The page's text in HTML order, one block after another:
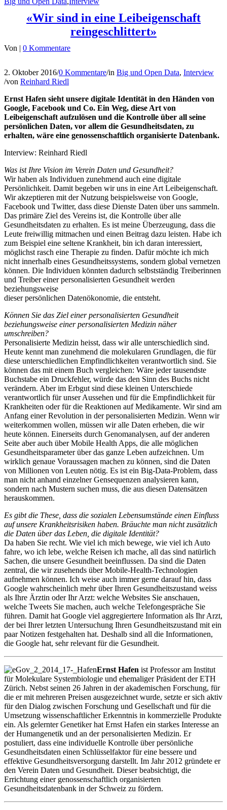
«Wir sind in eine Leibeigenschaft
reingeschlittert»
Von | 0 Kommentare
2. Oktober 2016/0 Kommentare/in Big und Open Data, Interview
/von Reinhard Riedl
Ernst Hafen sieht unsere digitale Identität in den Händen von
Google, Facebook und Co. Ein Weg, diese Art von
Leibeigenschaft aufzulösen und die Kontrolle über all seine
persönlichen Daten, vor allem die Gesundheitsdaten, zu
erhalten, wäre eine genossenschaftlich organisierte Datenbank.
Interview: Reinhard Riedl
Was ist Ihre Vision im Verein Daten und Gesundheit?
Wir haben als Individuen zunehmend auch eine digitale
Persönlichkeit. Damit begeben wir uns in eine Art Leibeigenschaft.
Wir akzeptieren mit der Nutzung beispielsweise von Google,
Facebook und Twitter, dass diese Dienste Daten über uns sammeln.
Das primäre Ziel des Vereins ist, die Kontrolle über alle
Gesundheitsdaten zu erhalten. Es ist meine Überzeugung, dass die
Leute freiwillig mitmachen und einen Beitrag dazu leisten. Habe ich
zum Beispiel eine seltene Krankheit, bin ich daran interessiert,
möglichst rasch eine Therapie zu finden. Dafür möchte ich mich
nicht innerhalb eines Gesundheitssystems, sondern global vernetzen
können. Die Individuen könnten dadurch selbstständig Treiberinnen
und Treiber einer personalisierten Gesundheit werden
beziehungsweise
dieser persönlichen Datenökonomie, die entsteht.
Können Sie das Ziel einer personalisierten Gesundheit
beziehungsweise einer personalisierten Medizin näher
umschreiben?
Personalisierte Medizin heisst, dass wir alle unterschiedlich sind.
Heute kennt man zunehmend die molekularen Grundlagen, die für
diese unterschiedlichen Empfindlichkeiten verantwortlich sind. Sie
können das mit einem Buch vergleichen: Wäre jeder tausendste
Buchstabe ein Druckfehler, würde das den Sinn des Buchs nicht
verändern. Aber im Erbgut sind diese kleinen Unterschiede
verantwortlich für unser Aussehen und für die Empfindlichkeit für
Krankheiten oder für die Reaktionen auf Medikamente. Wir sind am
Anfang einer Revolution in der personalisierten Medizin. Wenn wir
weiterkommen wollen, müssen wir alle Daten erheben, die wir
heute können. Einerseits durch Genomanalysen, auf der anderen
Seite aber auch über Mobile Health Apps, die alle möglichen
Gesundheitsparameter über das ganze Leben aufzeichnen. Um
wirklich genaue Voraussagen machen zu können, sind die Daten
von Millionen von Leuten nötig. Es ist ein Big-Data-Problem, dass
man nicht anhand einzelner Gensequenzen analysieren kann,
sondern nach Mustern suchen muss, die aus diesen Datensätzen
herauskommen.
Es gibt die These, dass die sozialen Lebensumstände einen Einfluss
auf unsere Krankheitsrisiken haben. Bräuchte man nicht zusätzlich
die Daten über das Leben, die digitale Identität?
Da haben Sie recht. Wie viel ich mich bewege, wie viel ich Auto
fahre, wo ich lebe, welche Reisen ich mache, all das sind natürlich
Sachen, die unsere Gesundheit beeinflussen. Da sind die Daten
zentral, die wir zusehends über Mobile-Health-Technologien
aufnehmen können. Ich weise auch immer gerne darauf hin, dass
Google wahrscheinlich mehr über Ihren Gesundheitszustand weiss
als Ihre Ärztin oder Ihr Arzt: welche Websites Sie anschauen,
welche Tweets Sie machen, auch welche Telefongespräche Sie
führen. Damit hat Google viel aggregiertere Information als Ihr Arzt,
der bei Ihrer letzten Untersuchung Ihren Gesundheitszustand mit ein
paar Notizen festgehalten hat. Deshalb sind all die Informationen,
die Google hat, sehr relevant für die Gesundheit.
Ernst Hafen ist Professor am Institut
für Molekulare Systembiologie und ehemaliger Präsident der ETH
Zürich. Nebst seinen 26 Jahren in der akademischen Forschung, für
die er mit mehreren Preisen ausgezeichnet wurde, setzte er sich aktiv
für den Dialog zwischen Forschung und Gesellschaft und für die
Umsetzung wissenschaftlicher Erkenntnis in kommerzielle Produkte
ein. Als gelernter Genetiker hat Ernst Hafen ein starkes Interesse an
der Humangenetik und an der personalisierten Medizin. Er
postuliert, dass eine individuelle Kontrolle über persönliche
Gesundheitsdaten einen Schlüsselfaktor für eine bessere und
effektive Gesundheitsversorgung darstellt. Im Jahr 2012 gründete er
den Verein Daten und Gesundheit. Dieser beabsichtigt, die
Errichtung einer genossenschaftlich organisierten
Gesundheitsdatenbank in der Schweiz zu fördern.